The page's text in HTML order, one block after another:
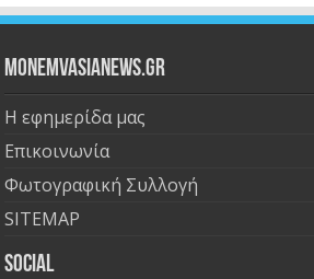
Monemvasianews.gr
Η εφημερίδα μας
Επικοινωνία
Φωτογραφική Συλλογή
SITEMAP
Social